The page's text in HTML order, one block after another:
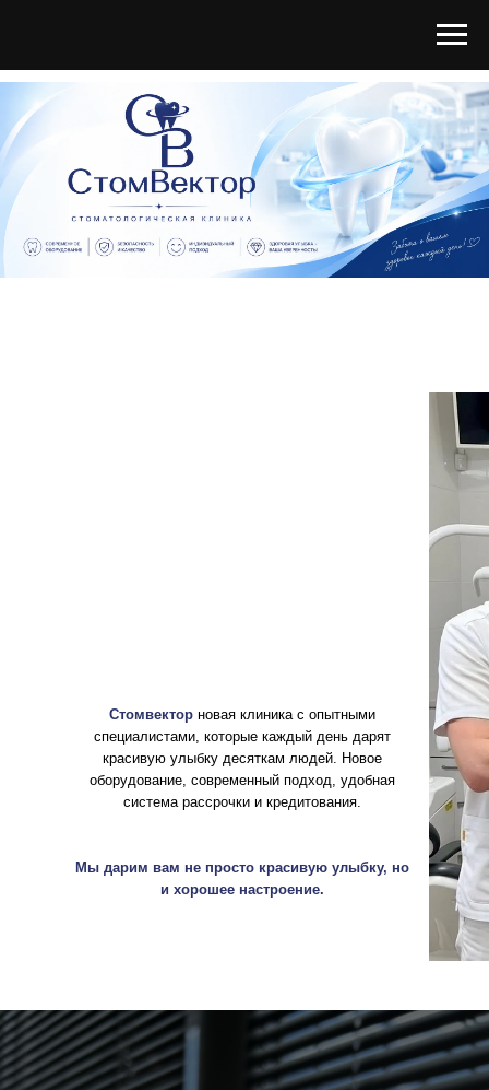
Стомвекторновая клиника с опытными
специалистами, которые каждый день дарят
красивую улыбку десяткам людей. Новое
оборудование, современный подход, удобная
система рассрочки и кредитования.
Мы дарим вам не просто красивую улыбку, но
и хорошее настроение.